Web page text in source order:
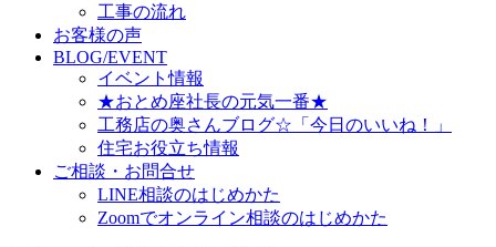
工事の流れ
お客様の声
BLOG/EVENT
イベント情報
★おとめ座社長の元気一番★
工務店の奥さんブログ☆「今日のいいね！」
住宅お役立ち情報
ご相談・お問合せ
LINE相談のはじめかた
Zoomでオンライン相談のはじめかた